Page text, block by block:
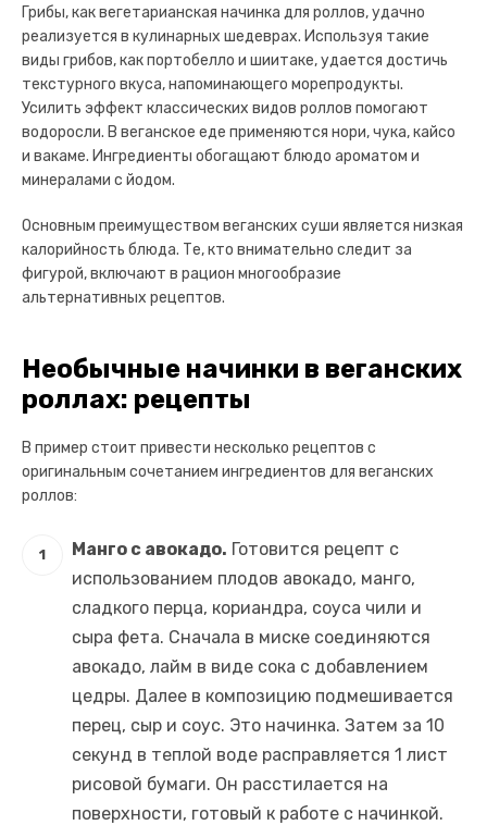
Грибы, как вегетарианская начинка для роллов, удачно
реализуется в кулинарных шедеврах. Используя такие
виды грибов, как портобелло и шиитаке, удается достичь
текстурного вкуса, напоминающего морепродукты.
Усилить эффект классических видов роллов помогают
водоросли. В веганское еде применяются нори, чука, кайсо
и вакаме. Ингредиенты обогащают блюдо ароматом и
минералами с йодом.
Основным преимуществом веганских суши является низкая
калорийность блюда. Те, кто внимательно следит за
фигурой, включают в рацион многообразие
альтернативных рецептов.
Необычные начинки в веганских
роллах: рецепты
В пример стоит привести несколько рецептов с
оригинальным сочетанием ингредиентов для веганских
роллов:
Манго с авокадо. Готовится рецепт с
использованием плодов авокадо, манго,
сладкого перца, кориандра, соуса чили и
сыра фета. Сначала в миске соединяются
авокадо, лайм в виде сока с добавлением
цедры. Далее в композицию подмешивается
перец, сыр и соус. Это начинка. Затем за 10
секунд в теплой воде расправляется 1 лист
рисовой бумаги. Он расстилается на
поверхности, готовый к работе с начинкой.